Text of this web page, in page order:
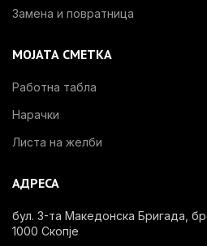
Замена и повратница
МОЈАТА СМЕТКА
Работна табла
Нарачки
Листа на желби
АДРЕСА
бул. 3-та Македонска Бригада,
1000 Скопје